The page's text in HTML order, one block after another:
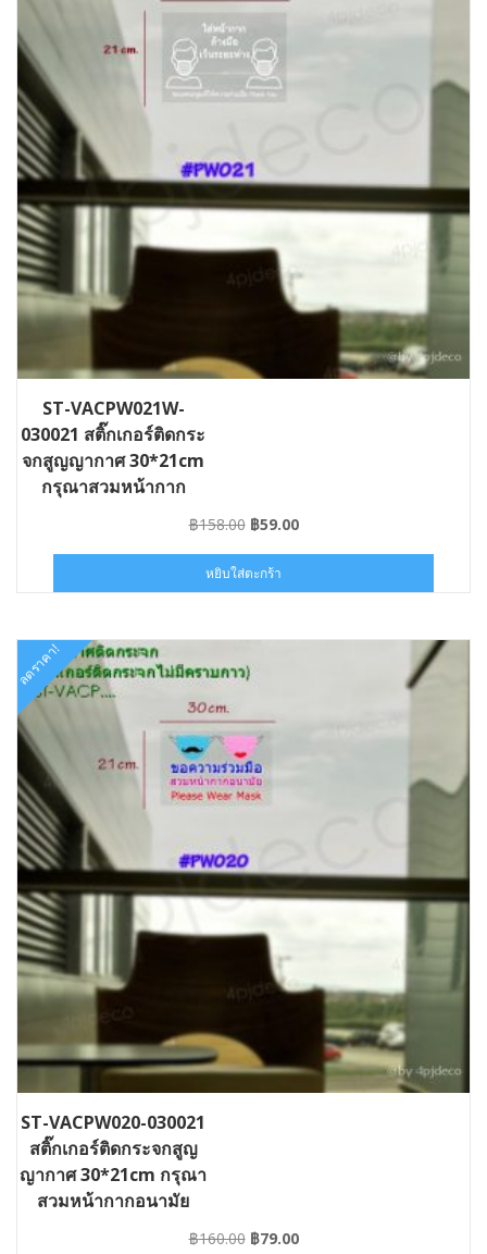
ST-VACPW021W-
030021 สติ๊กเกอร์ติดกระ
จกสูญญากาศ 30*21cm
กรุณาสวมหน้ากาก
฿158.00 Original
was:
฿158.00.
฿59.00Current
฿59.00.
หยิบใส่ตะกร้า
ลดราคา!
ST-VACPW020-030021
สติ๊กเกอร์ติดกระจกสูญ
ญากาศ 30*21cm กรุณา
สวมหน้ากากอนามัย
฿160.00 Original
฿79.00Current